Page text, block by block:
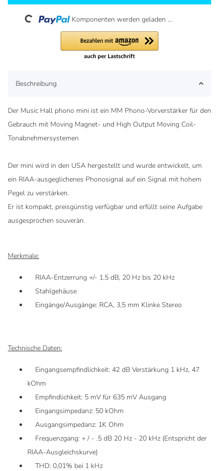
Loading... Komponenten werden geladen ...
Beschreibung
Der Music Hall phono mini ist ein MM Phono-Vorverstärker für den
Gebrauch mit Moving Magnet- und High Output Moving Coil-
Tonabnehmersystemen
Der mini wird in den USA hergestellt und wurde entwickelt, um
ein RIAA-ausgeglichenes Phonosignal auf ein Signal mit hohem
Pegel zu verstärken.
Er ist kompakt, preisgünstig verfügbar und erfüllt seine Aufgabe
ausgesprochen souverän.
Merkmale:
RIAA-Entzerrung +/- 1,5 dB, 20 Hz bis 20 kHz
Stahlgehäuse
Eingänge/Ausgänge: RCA, 3,5 mm Klinke Stereo
Technische Daten:
Eingangsempfindlichkeit: 42 dB Verstärkung 1 kHz, 47
kOhm
Empfindlichkeit: 5 mV für 635 mV Ausgang
Eingangsimpedanz: 50 kOhm
Ausgangsimpedanz: 1K Ohm
Frequenzgang: + / - .5 dB 20 Hz - 20 kHz (Entspricht der
RIAA-Ausgleichskurve)
THD: 0,01% bei 1 kHz